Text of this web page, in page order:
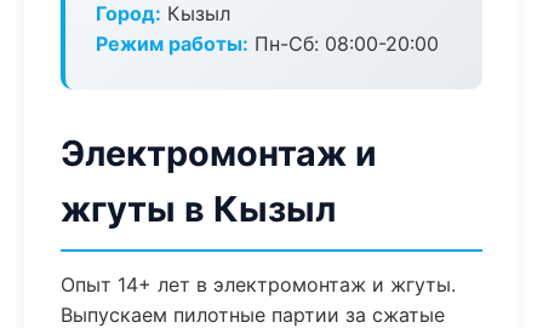
Город: Кызыл
Режим работы: Пн-Сб: 08:00-20:00
Электромонтаж и
жгуты в Кызыл
Опыт 14+ лет в электромонтаж и жгуты.
Выпускаем пилотные партии за сжатые